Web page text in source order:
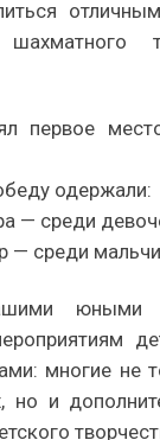
шахматного
первое
одержали:
— среди
— среди
юными
многие не
но и